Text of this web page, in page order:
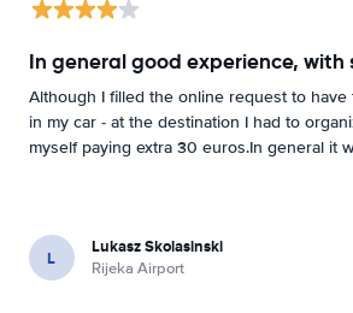
Although I filled the online request to have
in my car - at the destination I had to
myself paying extra 30 euros.In general it
L Lukasz Skolasinski
Rijeka Airport